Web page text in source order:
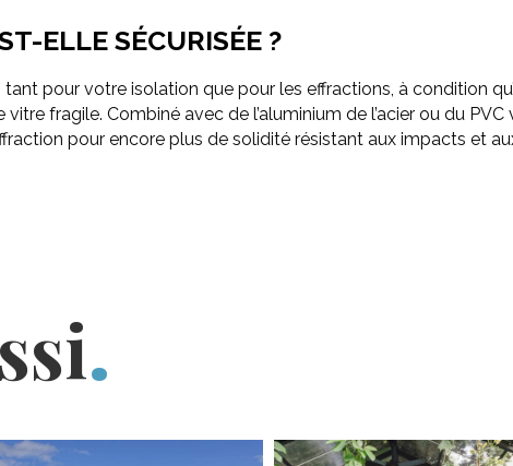
ELLE SÉCURISÉE ?
pour votre isolation que pour les effractions, à condition
fragile. Combiné avec de l’aluminium de l’acier ou du
pour encore plus de solidité résistant aux impacts et